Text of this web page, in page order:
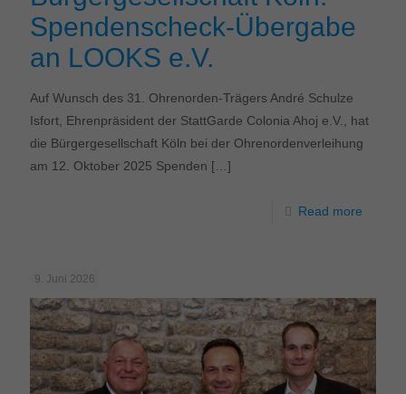
Spendenscheck-Übergabe
an LOOKS e.V.
Auf Wunsch des 31. Ohrenorden-Trägers André Schulze
Isfort, Ehrenpräsident der StattGarde Colonia Ahoj e.V., hat
die Bürgergesellschaft Köln bei der Ohrenordenverleihung
am 12. Oktober 2025 Spenden […]
Read more
9. Juni 2026